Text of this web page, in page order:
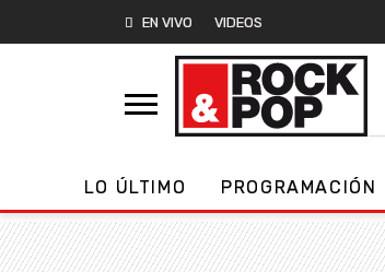
EN VIVO VIDEOS
LO ÚLTIMO PROGRAMACIÓN